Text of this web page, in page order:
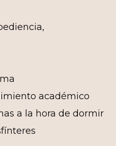
académico
a la hora de dormir